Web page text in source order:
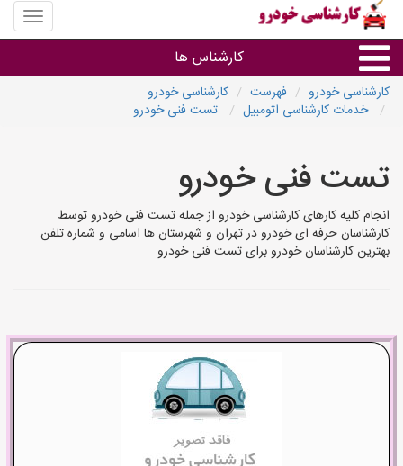
منوی
سایت
خودرو
کارشناس ها
گروه ها
استان ها
کارشناسی خودرو فهرست
کارشناسی خودرو
خدمات کارشناسی اتومبیل
تست فنی خودرو
تست فنی خودرو
انجام کلیه کارهای کارشناسی خودرو از جمله تست فنی خودرو توسط
کارشناسان حرفه ای خودرو در تهران و شهرستان ها اسامی و شماره تلفن
بهترین کارشناسان خودرو برای تست فنی خودرو